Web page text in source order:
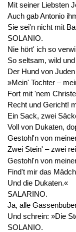
Mit seiner Liebsten
Auch gab Antonio
Sie sei'n nicht mit
SOLANIO.
Nie hört' ich so
So seltsam, wild
Der Hund von
»Mein' Tochter –
Fort mit 'nem
Recht und Gericht!
Ein Sack, zwei
Voll von Dukaten,
Gestohl'n von
Zwei Stein' – zwei
Gestohl'n von
Find't mir das
Und die Dukaten.«
SALARINO.
Ja, alle
Und schrein: »Die
SOLANIO.